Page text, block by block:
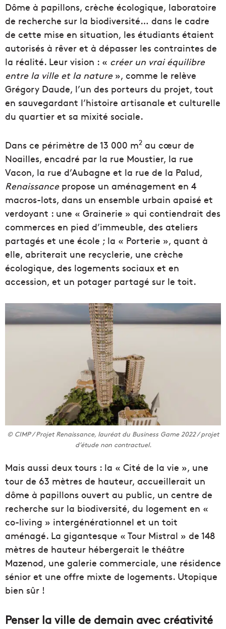
Dôme à papillons, crèche écologique, laboratoire
de recherche sur la biodiversité… dans le cadre
de cette mise en situation, les étudiants étaient
autorisés à rêver et à dépasser les contraintes de
la réalité. Leur vision : « créer un vrai équilibre
entre la ville et la nature», comme le relève
Grégory Daude, l’un des porteurs du projet, tout
en sauvegardant l’histoire artisanale et culturelle
du quartier et sa mixité sociale.
Dans ce périmètre de 13 000 m2 au cœur de
Noailles, encadré par la rue Moustier, la rue
Vacon, la rue d’Aubagne et la rue de la Palud,
Renaissancepropose un aménagement en 4
macros-lots, dans un ensemble urbain apaisé et
verdoyant : une « Grainerie » qui contiendrait des
commerces en pied d’immeuble, des ateliers
partagés et une école ; la « Porterie », quant à
elle, abriterait une recyclerie, une crèche
écologique, des logements sociaux et en
accession, et un potager partagé sur le toit.
© CIMP / Projet Renaissance, lauréat du Business Game 2022 / projet
d’étude non contractuel.
Mais aussi deux tours : la « Cité de la vie », une
tour de 63 mètres de hauteur, accueillerait un
dôme à papillons ouvert au public, un centre de
recherche sur la biodiversité, du logement en «
co-living » intergénérationnel et un toit
aménagé. La gigantesque « Tour Mistral » de 148
mètres de hauteur hébergerait le théâtre
Mazenod, une galerie commerciale, une résidence
sénior et une offre mixte de logements. Utopique
bien sûr !
Penser la ville de demain avec créativité